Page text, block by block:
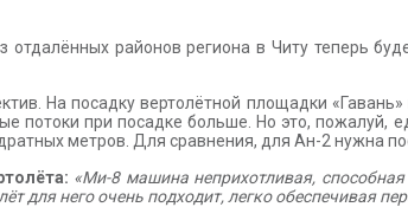
отдалённых районов региона в Читу теперь
На посадку вертолётной площадки
потоки при посадке больше. Но это,
метров. Для сравнения, для Ан-2 нужна
«Ми-8 машина неприхотливая,
для него очень подходит, легко обеспечивая